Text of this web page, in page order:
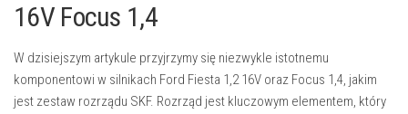
16V Focus 1,4
W dzisiejszym artykule przyjrzymy się niezwykle istotnemu
komponentowi w silnikach Ford Fiesta 1,2 16V oraz Focus 1,4, jakim
jest zestaw rozrządu SKF. Rozrząd jest kluczowym elementem, który